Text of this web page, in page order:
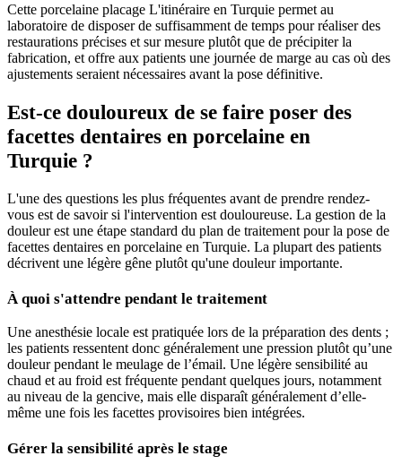
Cette porcelaine placage L'itinéraire en Turquie permet au
laboratoire de disposer de suffisamment de temps pour réaliser des
restaurations précises et sur mesure plutôt que de précipiter la
fabrication, et offre aux patients une journée de marge au cas où des
ajustements seraient nécessaires avant la pose définitive.
Est-ce douloureux de se faire poser des
facettes dentaires en porcelaine en
Turquie ?
L'une des questions les plus fréquentes avant de prendre rendez-
vous est de savoir si l'intervention est douloureuse. La gestion de la
douleur est une étape standard du plan de traitement pour la pose de
facettes dentaires en porcelaine en Turquie. La plupart des patients
décrivent une légère gêne plutôt qu'une douleur importante.
À quoi s'attendre pendant le traitement
Une anesthésie locale est pratiquée lors de la préparation des dents ;
les patients ressentent donc généralement une pression plutôt qu’une
douleur pendant le meulage de l’émail. Une légère sensibilité au
chaud et au froid est fréquente pendant quelques jours, notamment
au niveau de la gencive, mais elle disparaît généralement d’elle-
même une fois les facettes provisoires bien intégrées.
Gérer la sensibilité après le stage